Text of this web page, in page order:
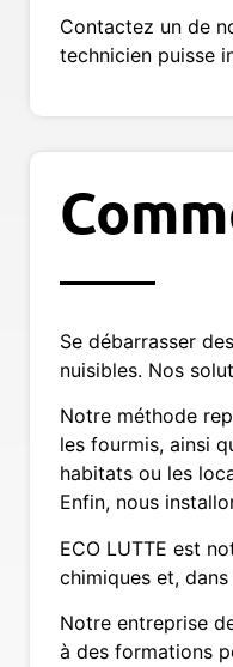
Contactez un de
technicien puisse
Se débarrasser
nuisibles. Nos
Notre méthode
les fourmis, ainsi
habitats ou les
Enfin, nous
ECO LUTTE est
chimiques et,
Notre entreprise
à des formations